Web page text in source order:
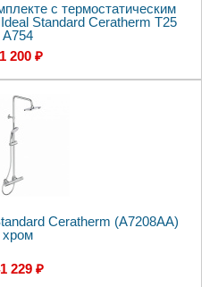
с термостатическим
Standard Ceratherm T25
A754
200 ₽
Ceratherm (A7208AA)
хром
229 ₽